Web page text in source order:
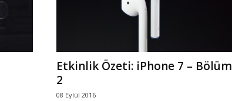
Etkinlik Özeti: iPhone 7 – Bölüm
2
08 Eylül 2016